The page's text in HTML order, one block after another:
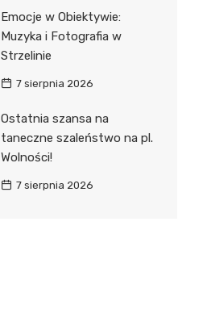
Emocje w Obiektywie:
Muzyka i Fotografia w
Strzelinie
7 sierpnia 2026
Ostatnia szansa na
taneczne szaleństwo na pl.
Wolności!
7 sierpnia 2026